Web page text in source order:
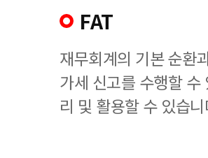
FAT
재무회계의 기본 순환
가세 신고를 수행할
리 및 활용할 수 있습